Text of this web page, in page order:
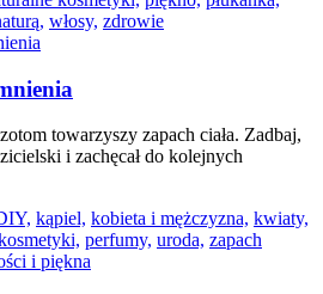
włosy, zdrowie
towarzyszy zapach ciała. Zadbaj,
i zachęcał do kolejnych
kąpiel, kobieta i mężczyzna, kwiaty,
perfumy, uroda, zapach